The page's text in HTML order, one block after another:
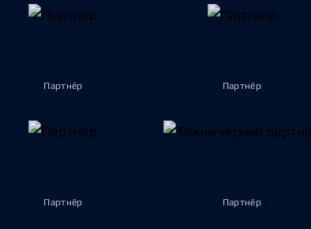
Партнёр Партнёр
Партнёр Партнёр